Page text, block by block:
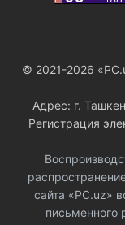
© 2021-2026
Адрес: г.
Регистрация
сайта «PC.uz»
письменного